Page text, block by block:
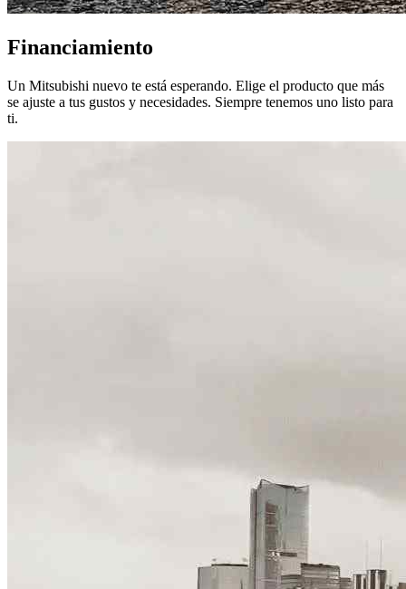
Financiamiento
Un Mitsubishi nuevo te está esperando. Elige el producto que más
se ajuste a tus gustos y necesidades. Siempre tenemos uno listo para
ti.